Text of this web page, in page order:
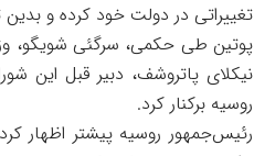
تغییراتی در دولت خود کرده و بدین
پوتین طی حکمی، سرگئی شویگو،
نیکلای پاتروشف، دبیر قبل این
روسیه برکنار کرد.
رئیس‌جمهور روسیه پیشتر اظهار